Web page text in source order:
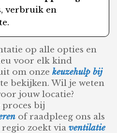
verbruik en
op alle opties en
voor elk kind
om onzekeuzehulp bij
te bekijken. Wil je weten
jouw locatie?
bij
of raadpleeg ons als
regio zoekt viaventilatie